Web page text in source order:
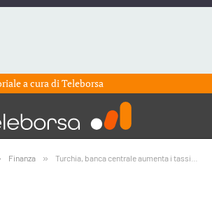
a cura diTeleborsa
Finanza » Turchia, banca centrale aumenta i tassi a sorpresa al 46%